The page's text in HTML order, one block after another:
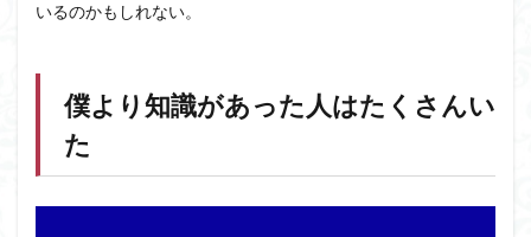
いるのかもしれない。
僕より知識があった人はたくさんい
た